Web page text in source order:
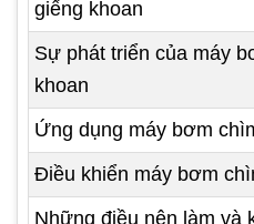
giếng khoan
Sự phát triển của máy
khoan
Ứng dụng máy bơm
Điều khiển máy bơm
Những điều nên làm và